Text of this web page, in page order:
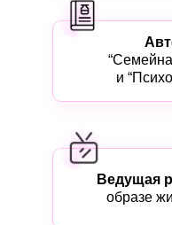
Ведущая
образе
и